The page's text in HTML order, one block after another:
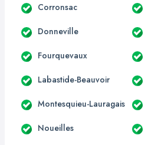
Corronsac
Donneville
Fourquevaux
Labastide-Beauvoir
Montesquieu-Lauragais
Noueilles